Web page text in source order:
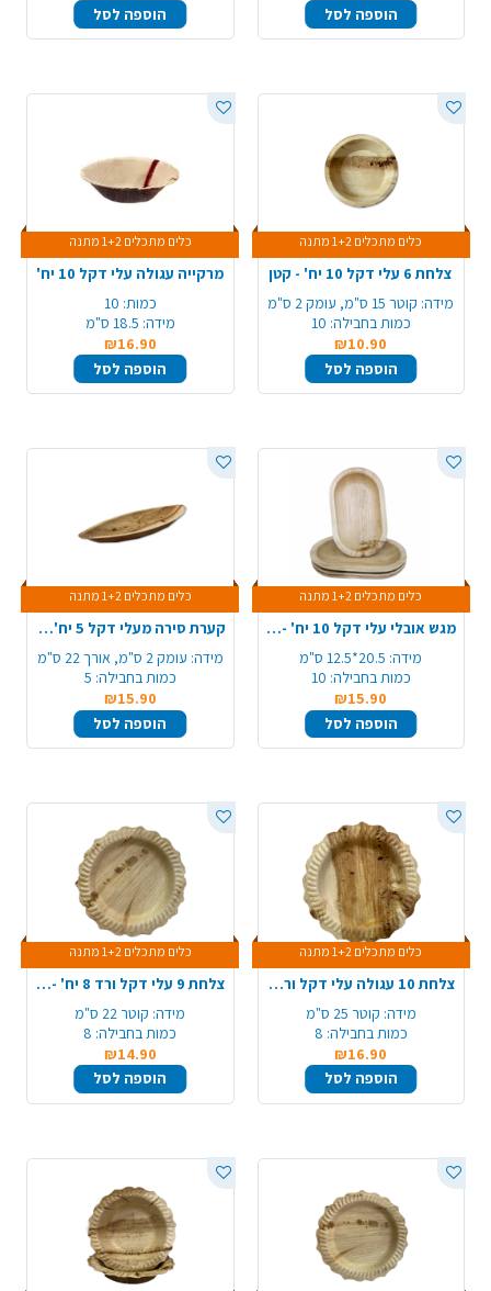
הוספה לסל
הוספה לסל
כלים מתכלים 1+2 מתנה
צלחת 6 עלי דקל 10 יח' - קטן
מידה: קוטר 15 ס"מ, עומק 2 ס"מ
כמות בחבילה: 10
₪10.90
הוספה לסל
כלים מתכלים 1+2 מתנה
מרקייה עגולה עלי דקל 10 יח'
כמות: 10
מידה: 18.5 ס"מ
₪16.90
הוספה לסל
כלים מתכלים 1+2 מתנה
מגש אובלי עלי דקל 10 יח' - בינוני
מידה: 20.5*12.5 ס"מ
כמות בחבילה: 10
₪15.90
הוספה לסל
כלים מתכלים 1+2 מתנה
קערת סירה מעלי דקל 5 יח' - בינוני
מידה: עומק 2 ס"מ, אורך 22 ס"מ
כמות בחבילה: 5
₪15.90
הוספה לסל
כלים מתכלים 1+2 מתנה
צלחת 10 עגולה עלי דקל ורד 8 יח' - גדול
מידה: קוטר 25 ס"מ
כמות בחבילה: 8
₪16.90
הוספה לסל
כלים מתכלים 1+2 מתנה
צלחת 9 עלי דקל ורד 8 יח' - בינוני
מידה: קוטר 22 ס"מ
כמות בחבילה: 8
₪14.90
הוספה לסל